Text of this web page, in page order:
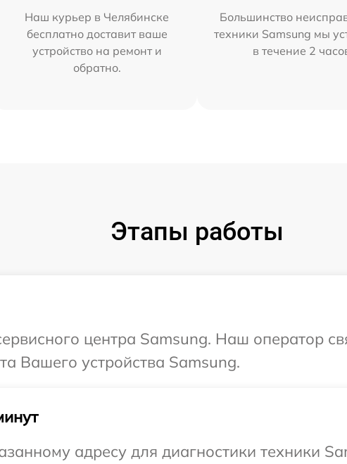
Наш курьер в Челябинске
бесплатно доставит ваше
устройство на ремонт и
обратно.
Большинство
техники Samsung мы
в течение 2
Этапы работы
центра Samsung. Наш оператор
Вашего устройства Samsung.
адресу для диагностики техники